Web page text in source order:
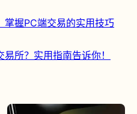
掌握PC端交易的实用技巧
所？实用指南告诉你！